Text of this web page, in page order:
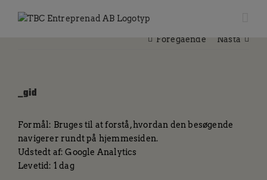
Föregående Nästa
_gid
Formål: Bruges til at forstå, hvordan den besøgende
navigerer rundt på hjemmesiden.
Udstedt af: Google Analytics
Levetid: 1 dag